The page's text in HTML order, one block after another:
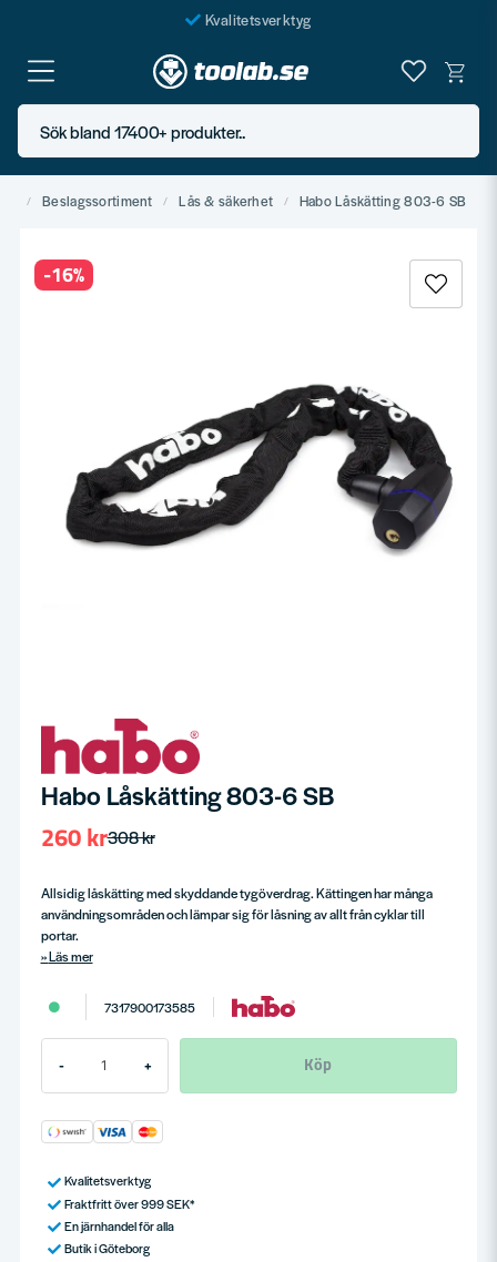
Kvalitetsverktyg
Fraktfritt över 999 SEK*
En järnhandel för alla
Butik i Göteborg
Sök bland 17400+ produkter..
Beslagssortiment Lås & säkerhet Habo Låskätting 803-6 SB
-16%
Habo Låskätting 803-6 SB
308 kr
260 kr
Allsidig låskätting med skyddande tygöverdrag. Kättingen har många
användningsområden och lämpar sig för låsning av allt från cyklar till
portar.
Läs mer
7317900173585
- + Köp
Kvalitetsverktyg
Fraktfritt över 999 SEK*
En järnhandel för alla
Butik i Göteborg